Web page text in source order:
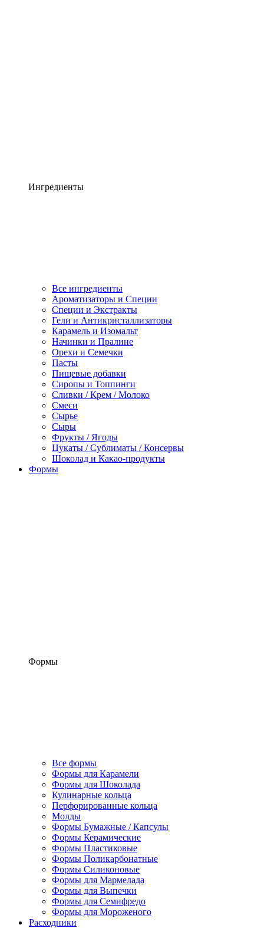
Ингредиенты
Все ингредиенты
Ароматизаторы и Специи
Специи и Экстракты
Гели и Антикристаллизаторы
Карамель и Изомальт
Начинки и Пралине
Орехи и Семечки
Пасты
Пищевые добавки
Сиропы и Топпинги
Сливки / Крем / Молоко
Смеси
Сырье
Сыры
Фрукты / Ягоды
Цукаты / Сублиматы / Консервы
Шоколад и Какао-продукты
Формы
Формы
Все формы
Формы для Карамели
Формы для Шоколада
Кулинарные кольца
Перфорированные кольца
Молды
Формы Бумажные / Капсулы
Формы Керамические
Формы Пластиковые
Формы Поликарбонатные
Формы Силиконовые
Формы для Мармелада
Формы для Выпечки
Формы для Семифредо
Формы для Мороженого
Расходники